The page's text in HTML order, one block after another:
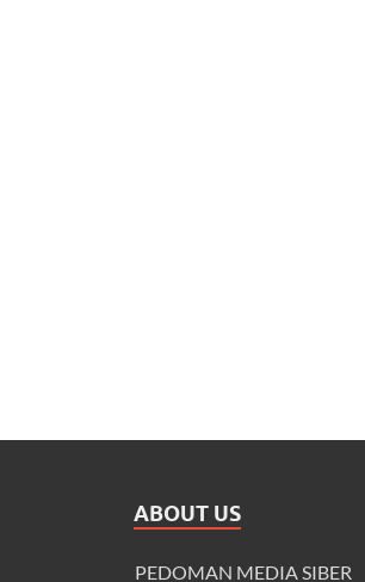
ABOUT US
PEDOMAN MEDIA SIBER